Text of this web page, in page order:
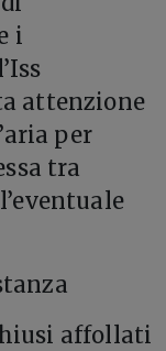
i
attenzione
per
tra
affollati